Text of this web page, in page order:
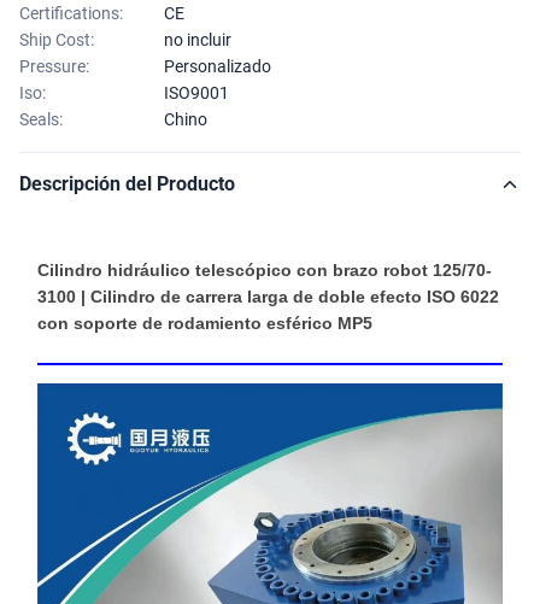
Certifications:
CE
Ship Cost:
no incluir
Pressure:
Personalizado
Iso:
ISO9001
Seals:
Chino
Descripción del Producto
Cilindro hidráulico telescópico con brazo robot 125/70-
3100 | Cilindro de carrera larga de doble efecto ISO 6022
con soporte de rodamiento esférico MP5